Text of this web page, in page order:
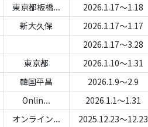
東京都板橋...
2026.1.17～1.18
新大久保
2026.1.17～1.17
2026.1.17～3.28
東京都
2026.1.10～1.31
韓国平昌
2026.1.9～2.9
Onlin...
2026.1.1～1.31
オンライン...
2025.12.23～12.23